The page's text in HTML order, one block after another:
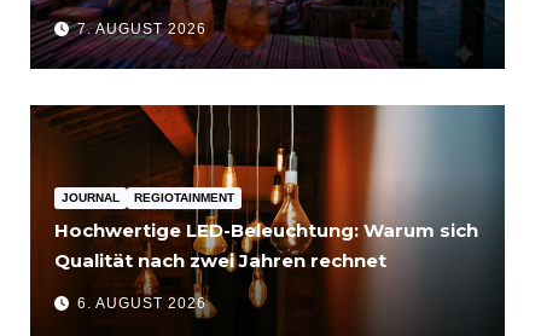
7. AUGUST 2026
JOURNAL REGIOTAINMENT
Hochwertige LED-Beleuchtung: Warum sich
Qualität nach zwei Jahren rechnet
6. AUGUST 2026